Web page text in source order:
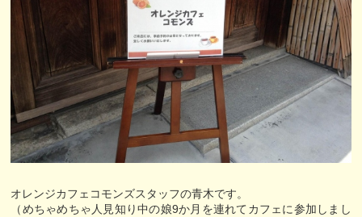
オレンジカフェコモンズスタッフの青木です。
（めちゃめちゃ人見知り中の娘9か月を連れてカフェに参加しまし